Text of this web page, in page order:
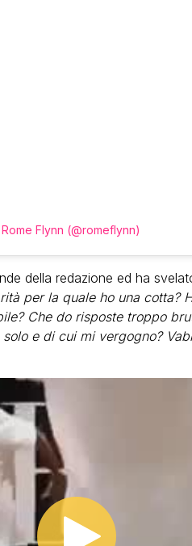
Flynn (@romeflynn)
della redazione ed ha
per la quale ho una cotta?
Che do risposte troppo
e di cui mi vergogno?